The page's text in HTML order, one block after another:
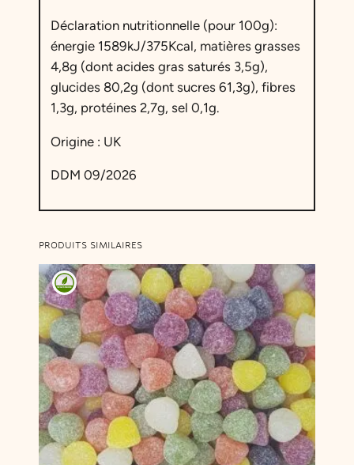
s
e
s
Déclaration nutritionnelle (pour 100g):
énergie 1589kJ/375Kcal, matières grasses
4,8g (dont acides gras saturés 3,5g),
glucides 80,2g (dont sucres 61,3g), fibres
1,3g, protéines 2,7g, sel 0,1g.
Origine : UK
DDM 09/2026
PRODUITS SIMILAIRES